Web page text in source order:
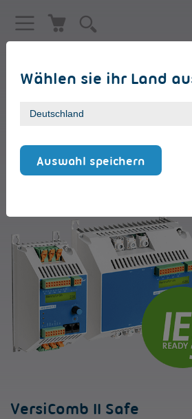
Wählen sie ihr Land
Auswahl speichern
NEU: MOTORSTART-
VersiComb II Safe